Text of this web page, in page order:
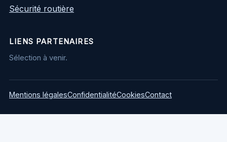
Sécurité routière
LIENS PARTENAIRES
Sélection à venir.
Mentions légalesConfidentialitéCookiesContact